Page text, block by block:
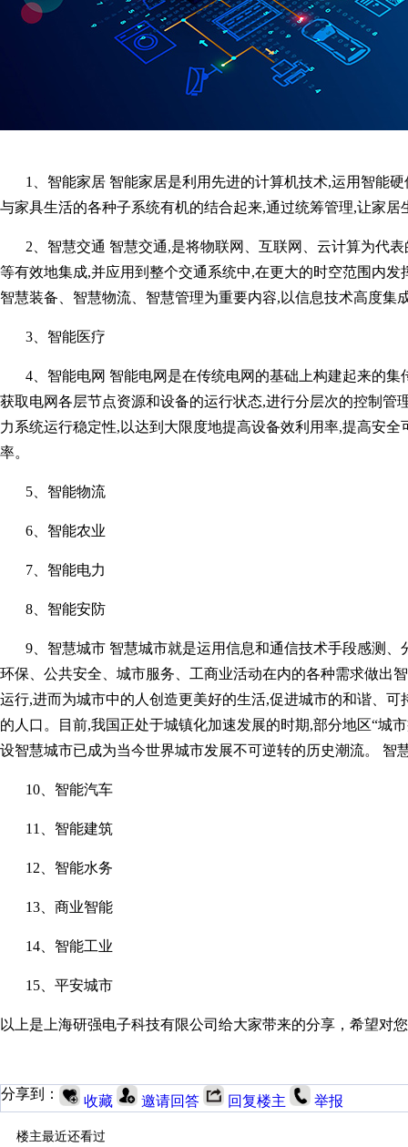
1、智能家居 智能家居是利用先进的计算机技术,运用智能硬
与家具生活的各种子系统有机的结合起来,通过统筹管理,让家居
2、智慧交通 智慧交通,是将物联网、互联网、云计算为代表
等有效地集成,并应用到整个交通系统中,在更大的时空范围内
智慧装备、智慧物流、智慧管理为重要内容,以信息技术高度
3、智能医疗
4、智能电网 智能电网是在传统电网的基础上构建起来的集
获取电网各层节点资源和设备的运行状态,进行分层次的控制
力系统运行稳定性,以达到大限度地提高设备效利用率,提高安
率。
5、智能物流
6、智能农业
7、智能电力
8、智能安防
9、智慧城市 智慧城市就是运用信息和通信技术手段感测、
环保、公共安全、城市服务、工商业活动在内的各种需求做出
运行,进而为城市中的人创造更美好的生活,促进城市的和谐、
的人口。目前,我国正处于城镇化加速发展的时期,部分地区“城
设智慧城市已成为当今世界城市发展不可逆转的历史潮流。
10、智能汽车
11、智能建筑
12、智能水务
13、商业智能
14、智能工业
15、平安城市
以上是上海研强电子科技有限公司给大家带来的分享，希望对
分享到： 收藏 邀请回答 回复楼主 举报
楼主最近还看过